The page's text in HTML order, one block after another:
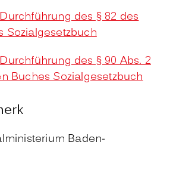
des § 82 des
Sozialgesetzbuch
des § 90 Abs. 2
Buches Sozialgesetzbuch
Baden-